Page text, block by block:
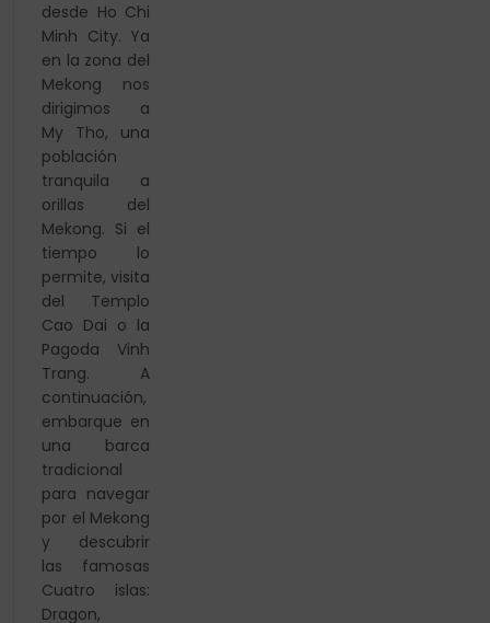
desde Ho Chi
Minh City. Ya
en la zona del
Mekong nos
dirigimos a
My Tho, una
población
tranquila a
orillas del
Mekong. Si el
tiempo lo
permite, visita
del Templo
Cao Dai o la
Pagoda Vinh
Trang. A
continuación,
embarque en
una barca
tradicional
para navegar
por el Mekong
y descubrir
las famosas
Cuatro islas:
Dragon,